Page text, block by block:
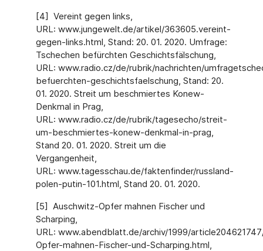
[4] Vereint gegen links,
URL: www.jungewelt.de/artikel/363605.vereint-
gegen-links.html, Stand: 20. 01. 2020. Umfrage:
Tschechen befürchten Geschichtsfälschung,
URL: www.radio.cz/de/rubrik/nachrichten/
befuerchten-geschichtsfaelschung, Stand: 20.
01. 2020. Streit um beschmiertes Konew-
Denkmal in Prag,
URL: www.radio.cz/de/rubrik/tagesecho/streit-
um-beschmiertes-konew-denkmal-in-prag,
Stand 20. 01. 2020. Streit um die
Vergangenheit,
URL: www.tagesschau.de/faktenfinder/russland-
polen-putin-101.html, Stand 20. 01. 2020.
[5] Auschwitz-Opfer mahnen Fischer und
Scharping,
URL: www.abendblatt.de/archiv/1999/
Opfer-mahnen-Fischer-und-Scharping.html,